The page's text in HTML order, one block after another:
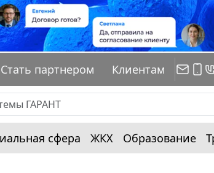
Стать партнером Клиентам
сфера ЖКХ Образование